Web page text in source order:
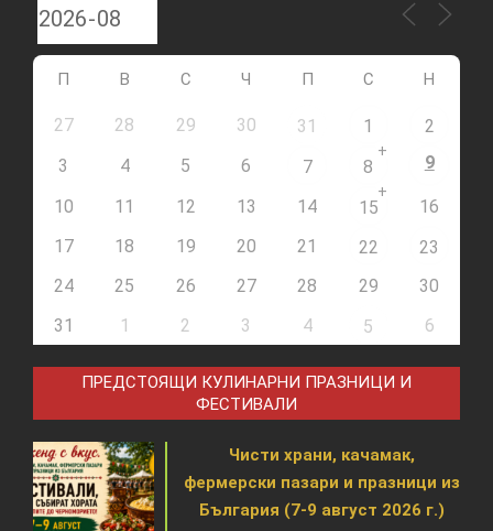
П В С Ч П С Н
27 28 29 30 31 1
2
3
4 5 6 7 8
+
9
10 11 12 13 14 15
+
16
17
18 19 20 21 22
23
24
25 26 27 28 29
30
31
1 2 3 4 5 6
ПРЕДСТОЯЩИ КУЛИНАРНИ ПРАЗНИЦИ И
ФЕСТИВАЛИ
Чисти храни, качамак,
фермерски пазари и празници из
България (7-9 август 2026 г.)